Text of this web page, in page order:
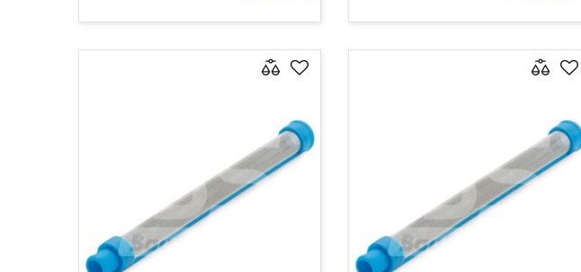
В КОРЗИНУ В КОРЗИНУ